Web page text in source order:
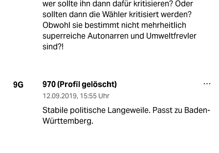
wer sollte ihn dann dafür kritisieren? Oder
sollten dann die Wähler kritisiert werden?
Obwohl sie bestimmt nicht mehrheitlich
superreiche Autonarren und Umweltfrevler
sind?!
9G 970 (Profil gelöscht)
12.09.2019, 15:55 Uhr
Stabile politische Langeweile. Passt zu Baden-
Württemberg.